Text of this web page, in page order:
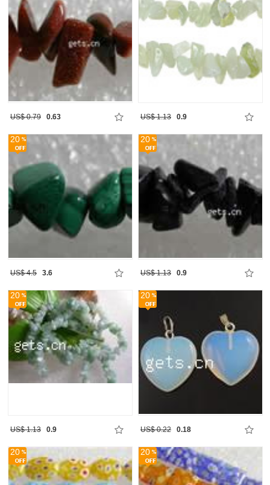
US$ 0.79 0.63 US$ 1.13 0.9
20
US$ 4.5 3.6
20
US$ 1.13 0.9
20
US$ 1.13 0.9
20
US$ 0.22 0.18
20 20